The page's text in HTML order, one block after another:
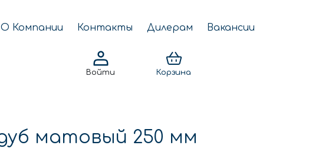
О Компании Контакты Дилерам Вакансии
Войти Корзина
матовый 250 мм